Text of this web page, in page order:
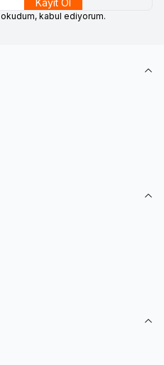
Kayıt Ol
okudum, kabul ediyorum.